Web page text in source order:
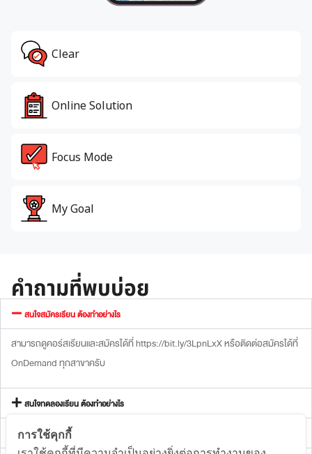
Clear
Online Solution
Focus Mode
My Goal
คำถามที่พบบ่อย
สนใจสมัครเรียน ต้องทำอย่างไร
สามารถดูคอร์สเรียนและสมัครได้ที่ https://bit.ly/3LpnLxX หรือติดต่อสมัครได้ที่
OnDemand ทุกสาขาครับ
สนใจทดลองเรียน ต้องทำอย่างไร
อยากเรียนคอร์สสด ต้องทำอย่างไร
การใช้คุกกี้